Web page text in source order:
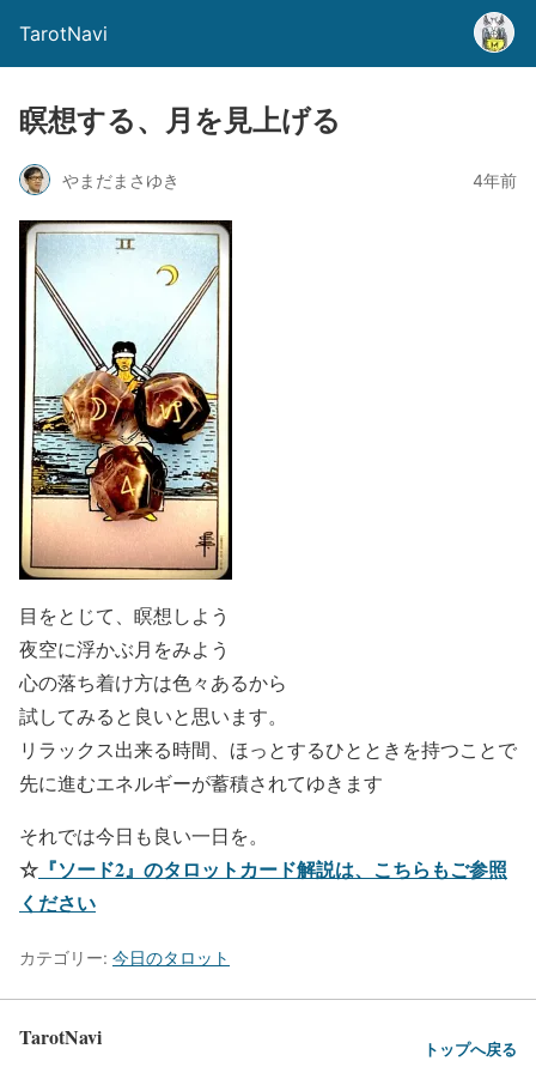
TarotNavi
瞑想する、月を見上げる
やまだまさゆき 4年前
目をとじて、瞑想しよう
夜空に浮かぶ月をみよう
心の落ち着け方は色々あるから
試してみると良いと思います。
リラックス出来る時間、ほっとするひとときを持つことで
先に進むエネルギーが蓄積されてゆきます
それでは今日も良い一日を。
☆ 『ソード2』のタロットカード解説は、こちらもご参照
ください
カテゴリー: 今日のタロット
TarotNavi トップへ戻る